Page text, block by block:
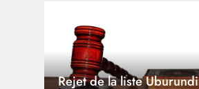
Rejet de la liste Uburundi